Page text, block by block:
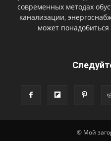
современных методах
канализации,
может
© Мой